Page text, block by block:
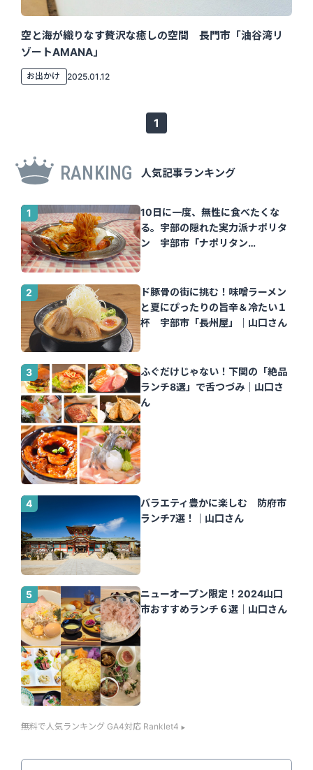
空と海が織りなす贅沢な癒しの空間 長門市「油谷湾リ
ゾートAMANA」
お出かけ 2025.01.12
1
RANKING 人気記事ランキング
10日に一度、無性に食べたくな
る。宇部の隠れた実力派ナポリタ
ン 宇部市「ナポリタン
ド豚骨の街に挑む！味噌ラーメン
と夏にぴったりの旨辛＆冷たい１
杯 宇部市「長州屋」｜山口さん
ふぐだけじゃない！下関の「絶品
ランチ8選」で舌つづみ｜山口さ
ん
バラエティ豊かに楽しむ 防府市
ランチ7選！｜山口さん
ニューオープン限定！2024山口
市おすすめランチ６選｜山口さん
無料で人気ランキング GA4対応 Ranklet4